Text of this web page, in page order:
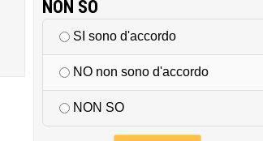
NON SO
SI sono d'accordo
NO non sono d'accordo
NON SO